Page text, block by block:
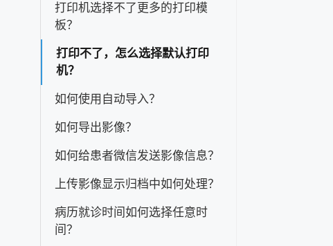
打印机选择不了更多的打印模
板？
打印不了，怎么选择默认打印
机？
如何使用自动导入？
如何导出影像？
如何给患者微信发送影像信息？
上传影像显示归档中如何处理？
病历就诊时间如何选择任意时
间？